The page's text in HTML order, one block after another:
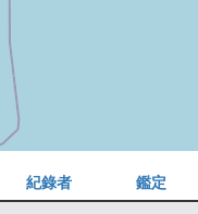
紀錄者 鑑定